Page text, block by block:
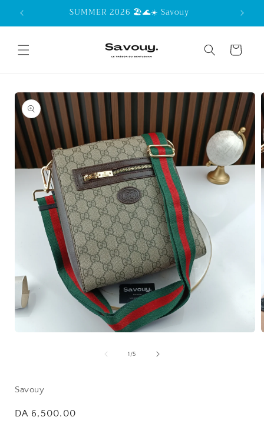
Skip to
content
SUMMER 2026 🏖️🌊☀️ Savouy
Cart
Skip to
product
information
1 /of
5
Savouy
Regular
DA 6,500.00